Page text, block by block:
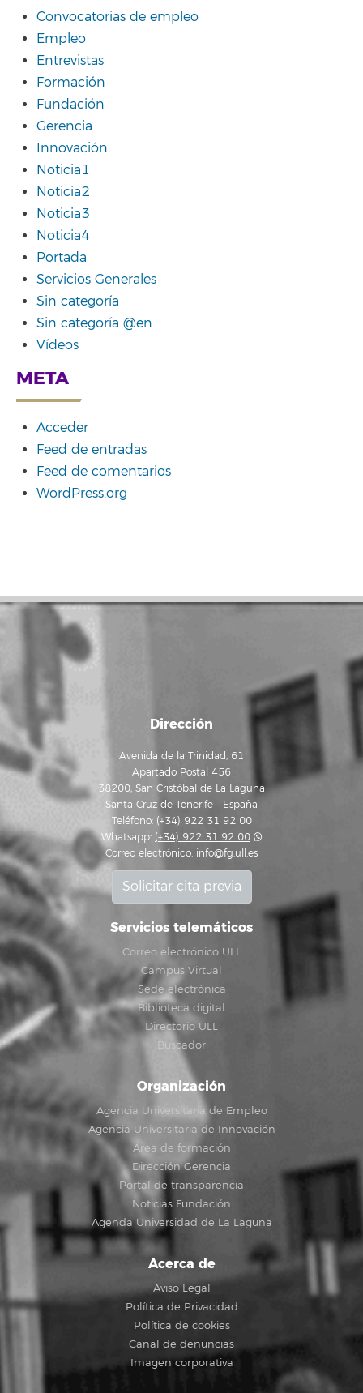
Convocatorias de empleo
Empleo
Entrevistas
Formación
Fundación
Gerencia
Innovación
Noticia1
Noticia2
Noticia3
Noticia4
Portada
Servicios Generales
Sin categoría
Sin categoría @en
Vídeos
META
Acceder
Feed de entradas
Feed de comentarios
WordPress.org
Dirección
Avenida de la Trinidad, 61
Apartado Postal 456
38200, San Cristóbal de La Laguna
Santa Cruz de Tenerife - España
Teléfono: (+34) 922 31 92 00
Whatsapp: (+34) 922 31 92 00
Correo electrónico: info@fg.ull.es
Solicitar cita previa
Servicios telemáticos
Correo electrónico ULL
Campus Virtual
Sede electrónica
Biblioteca digital
Directorio ULL
Buscador
Organización
Agencia Universitaria de Empleo
Agencia Universitaria de Innovación
Área de formación
Dirección Gerencia
Portal de transparencia
Noticias Fundación
Agenda Universidad de La Laguna
Acerca de
Aviso Legal
Política de Privacidad
Política de cookies
Canal de denuncias
Imagen corporativa